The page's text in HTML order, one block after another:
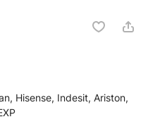
Hisense, Indesit, Ariston,